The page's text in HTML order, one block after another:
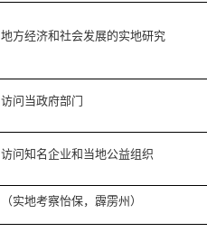
地方经济和社会发展的实地研究
访问当政府部门
访问知名企业和当地公益组织
（实地考察怡保，霹雳州）